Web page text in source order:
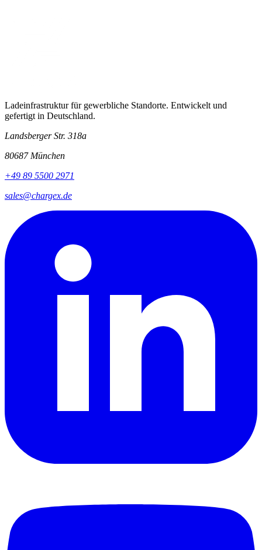
Ladeinfrastruktur für gewerbliche Standorte. Entwickelt und
gefertigt in Deutschland.
Landsberger Str. 318a
80687 München
+49 89 5500 2971
sales@chargex.de